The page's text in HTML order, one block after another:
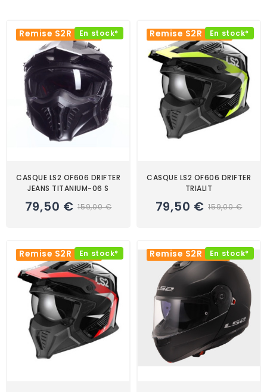
En stock*
Remise S2R -50%
CASQUE LS2 OF606 DRIFTER
JEANS TITANIUM-06 S
79,50 € 159,00 €
En stock*
Remise S2R -50%
CASQUE LS2 OF606 DRIFTER
TRIALIT
79,50 € 159,00 €
En stock*
Remise S2R -50% En stock*
Remise S2R -10%